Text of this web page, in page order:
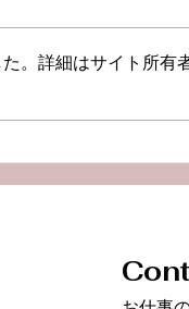
新エピソー
。詳細はサイト所有